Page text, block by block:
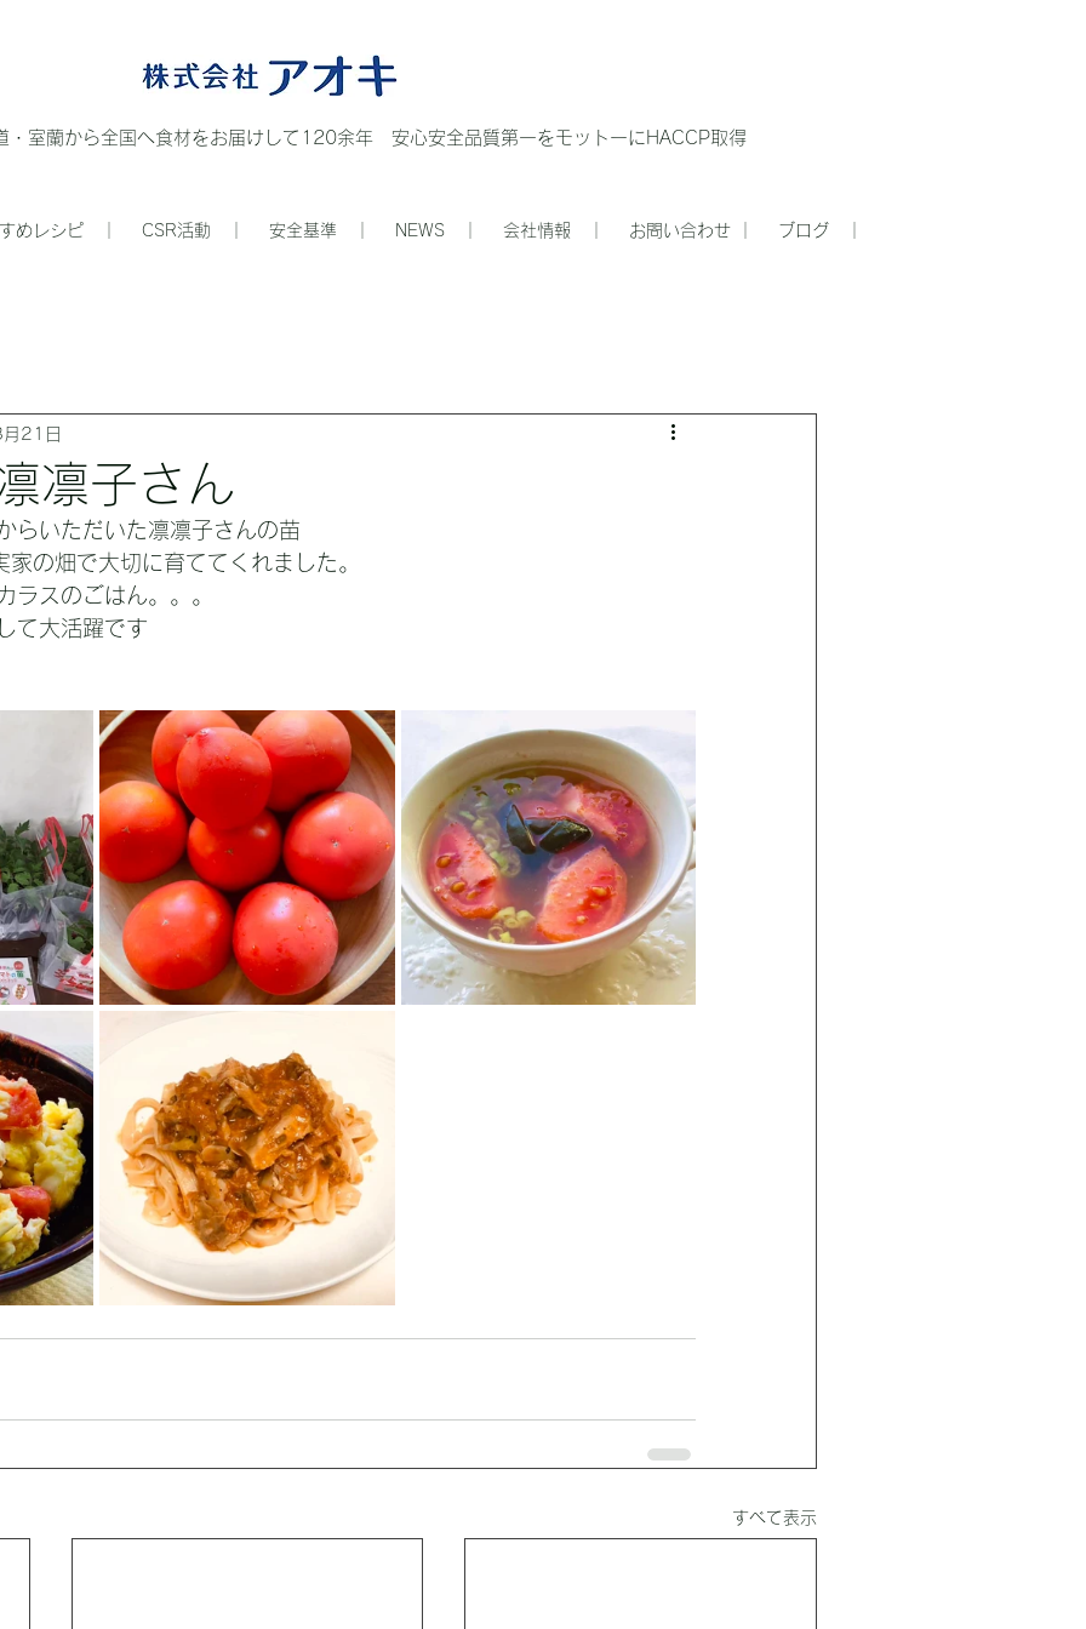
・室蘭から全国へ食材をお届けして120余年 安心安全品質第一をモットーにHACCP取得
めレシピ ｜ CSR活動 ｜ 安全基準 ｜ NEWS ｜ 会社情報 ｜ お問い合わせ ｜ ブログ ｜
凛子さん
21日
らいただいた凛凛子さんの苗
の畑で大切に育ててくれました。
ラスのごはん。。。
て大活躍です
すべて表示